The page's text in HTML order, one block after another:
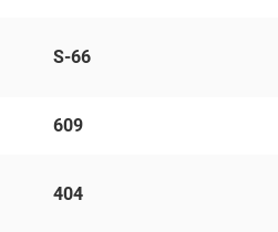
S-66
609
404